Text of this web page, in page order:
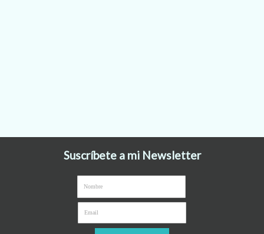
Suscríbete a mi Newsletter